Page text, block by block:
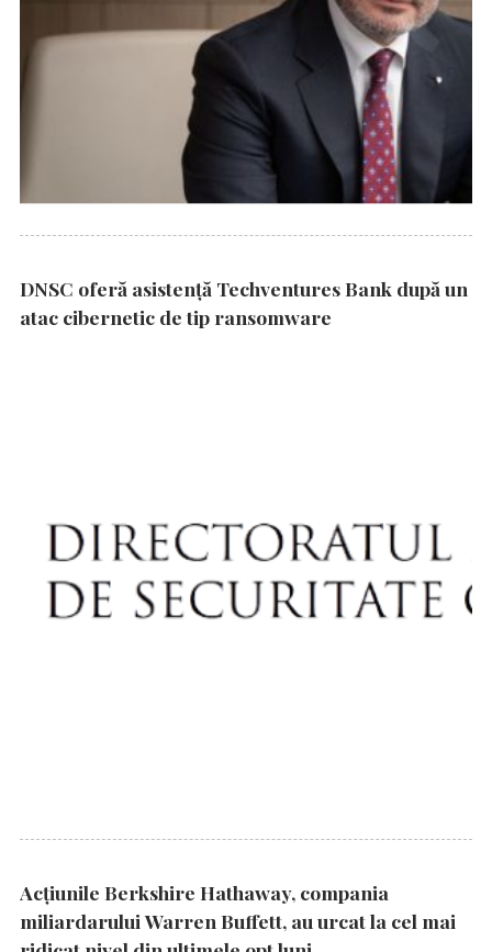
DNSC oferă asistență Techventures Bank după un
atac cibernetic de tip ransomware
Acțiunile Berkshire Hathaway, compania
miliardarului Warren Buffett, au urcat la cel mai